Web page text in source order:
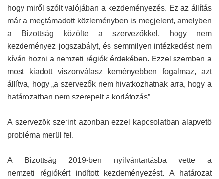
hogy miről szólt valójában a kezdeményezés. Ez az állítás
már a megtámadott közleményben is megjelent, amelyben
a Bizottság közölte a szervezőkkel, hogy nem
kezdeményez jogszabályt, és semmilyen intézkedést nem
kíván hozni a nemzeti régiók érdekében. Ezzel szemben a
most kiadott viszonválasz keményebben fogalmaz, azt
állítva, hogy „a szervezők nem hivatkozhatnak arra, hogy a
határozatban nem szerepelt a korlátozás”.
A szervezők szerint azonban ezzel kapcsolatban alapvető
probléma merül fel.
A Bizottság 2019-ben nyilvántartásba vette a
nemzeti régiókért indított kezdeményezést. A határozat